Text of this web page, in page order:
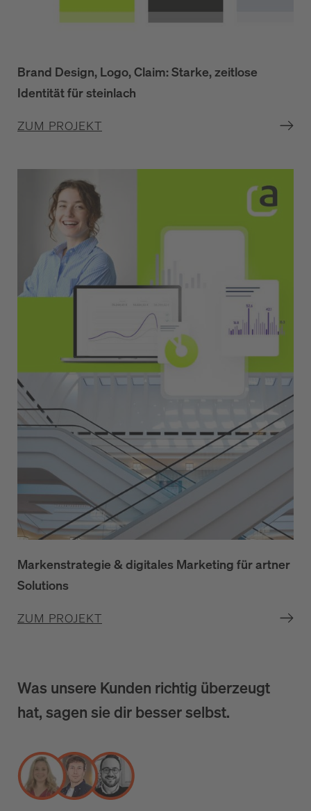
Brand Design, Logo, Claim: Starke, zeitlose
Identität für steinlach
ZUM PROJEKT
Markenstrategie & digitales Marketing für artner
Solutions
ZUM PROJEKT
Was unsere Kunden richtig überzeugt
hat, sagen sie dir besser selbst.